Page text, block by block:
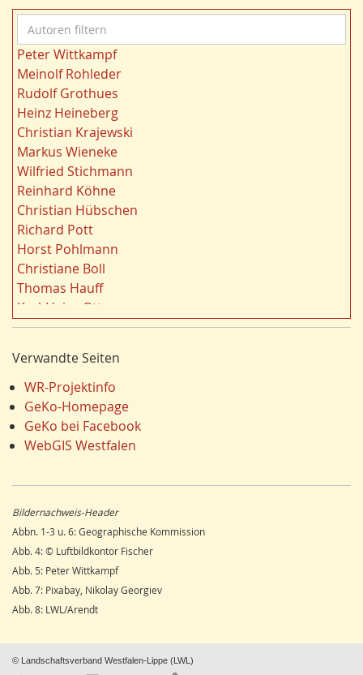
Kultur 22
Gewässer 21
Kulturlandschaft
Wohnen 21
Ruhrgebiet 20
Migration/Wanderung
Strukturwandel 20
Wahl 20
Städtebau 20
Ländliche Entwicklung
Siedlung/Siedlungsgeschichte
Demographischer Wandel
Geologie 19
Landschaft 19
Dortmund 18
Fauna 17
Energie/Energiewirtschaft 17
Hydrogeologie 16
Ausländer 16
Schienenverkehr
Einzelhandel 15
LEADER 15
Wandern 14
Dorfentwicklung 14
Siegerland 13
Radfahren/Radverkehr
Unterwelten 12
Schule 12
u
t
o
r
e
n
f
i
l
t
e
r
n
Peter Wittkampf
Meinolf Rohleder
Rudolf Grothues
Heinz Heineberg
Christian Krajewski
Markus Wieneke
Wilfried Stichmann
Reinhard Köhne
Christian Hübschen
Richard Pott
Horst Pohlmann
Christiane Boll
Thomas Hauff
Karl-Heinz Otto
Carola Bischoff
Jürgen Lethmate
Rudolf Bergmann
Hans-Werner Wehling
Klaus Temlitz
Stefan Harnischmacher
Julius Werner
Kreft-Kettermann
Gerhard Henkel
Friedrich Schulte-Derne
Ann-Kathrin Kusch
Karl Heinz Maurmann
Stefan Prott
Viona Dropmann
Verwandte Seiten
WR-Projektinfo
GeKo-Homepage
GeKo bei Facebook
WebGIS Westfalen
Bildernachweis-Header
Abbn. 1-3 u. 6: Geographische Kommission
Abb. 4: © Luftbildkontor Fischer
Abb. 5: Peter Wittkampf
Abb. 7: Pixabay, Nikolay Georgiev
Abb. 8: LWL/Arendt
© Landschaftsverband Westfalen-Lippe (LWL)